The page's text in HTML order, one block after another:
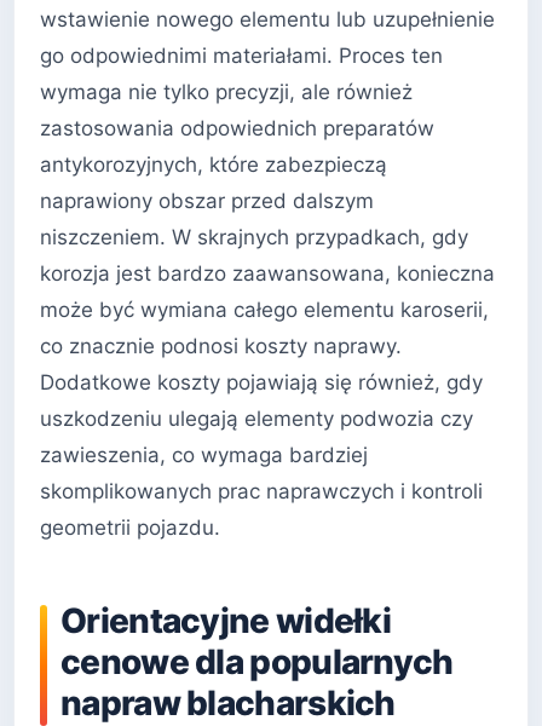
wstawienie nowego elementu lub uzupełnienie
go odpowiednimi materiałami. Proces ten
wymaga nie tylko precyzji, ale również
zastosowania odpowiednich preparatów
antykorozyjnych, które zabezpieczą
naprawiony obszar przed dalszym
niszczeniem. W skrajnych przypadkach, gdy
korozja jest bardzo zaawansowana, konieczna
może być wymiana całego elementu karoserii,
co znacznie podnosi koszty naprawy.
Dodatkowe koszty pojawiają się również, gdy
uszkodzeniu ulegają elementy podwozia czy
zawieszenia, co wymaga bardziej
skomplikowanych prac naprawczych i kontroli
geometrii pojazdu.
Orientacyjne widełki
cenowe dla popularnych
napraw blacharskich